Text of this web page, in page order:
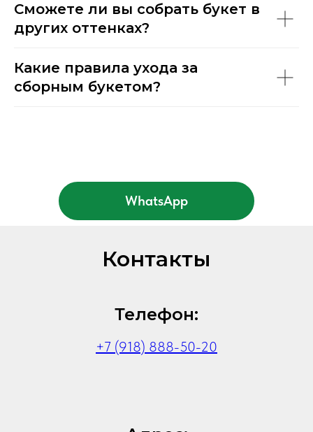
Сможете ли вы собрать букет в
других оттенках?
Какие правила ухода за
сборным букетом?
WhatsApp
Контакты
Телефон:
+7 (918) 888-50-20